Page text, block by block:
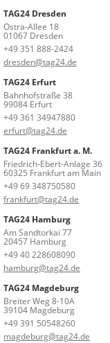
TAG24 Dresden
Ostra-Allee 18
01067 Dresden
+49 351 888-2424
dresden@tag24.de
TAG24 Erfurt
Bahnhofstraße 38
99084 Erfurt
+49 361 34947880
erfurt@tag24.de
TAG24 Frankfurt a. M.
Friedrich-Ebert-Anlage 36
60325 Frankfurt am Main
+49 69 348750580
frankfurt@tag24.de
TAG24 Hamburg
Am Sandtorkai 77
20457 Hamburg
+49 40 228608090
hamburg@tag24.de
TAG24 Magdeburg
Breiter Weg 8-10A
39104 Magdeburg
+49 391 50548260
magdeburg@tag24.de